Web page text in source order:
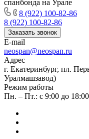
спанбонда на Урале
8 (922) 100-82-86
8 (922) 100-82-86
Заказать звонок
E-mail
neospan@neospan.ru
Адрес
г. Екатеринбург, пл.
Уралмашзавод)
Режим работы
Пн. – Пт.: с 9:00 до 18:00